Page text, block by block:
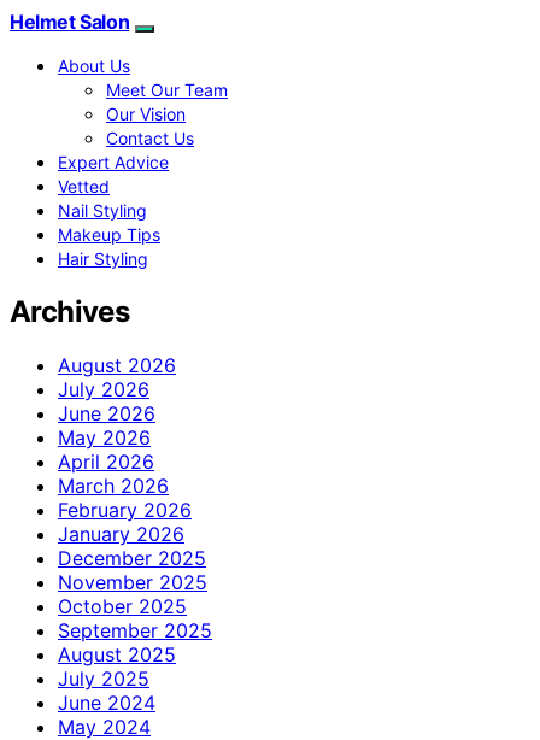
Helmet Salon
About Us
Meet Our Team
Our Vision
Contact Us
Expert Advice
Vetted
Nail Styling
Makeup Tips
Hair Styling
Archives
August 2026
July 2026
June 2026
May 2026
April 2026
March 2026
February 2026
January 2026
December 2025
November 2025
October 2025
September 2025
August 2025
July 2025
June 2024
May 2024